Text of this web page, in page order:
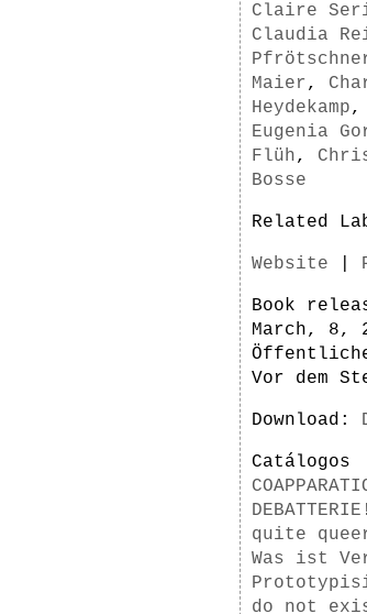
Claire
Claudia
Maier,
Heydekamp,
Eugenia
Flüh,
Bosse
Related
Website
Book
March, 8,
Vor dem
Download:
Catálogos
quite
Was ist
do not